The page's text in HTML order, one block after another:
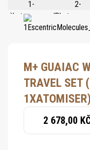
M+ GUAIAC
TRAVEL SET
2 678,00